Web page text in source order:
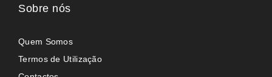
Sobre nós
Quem Somos
Termos de Utilização